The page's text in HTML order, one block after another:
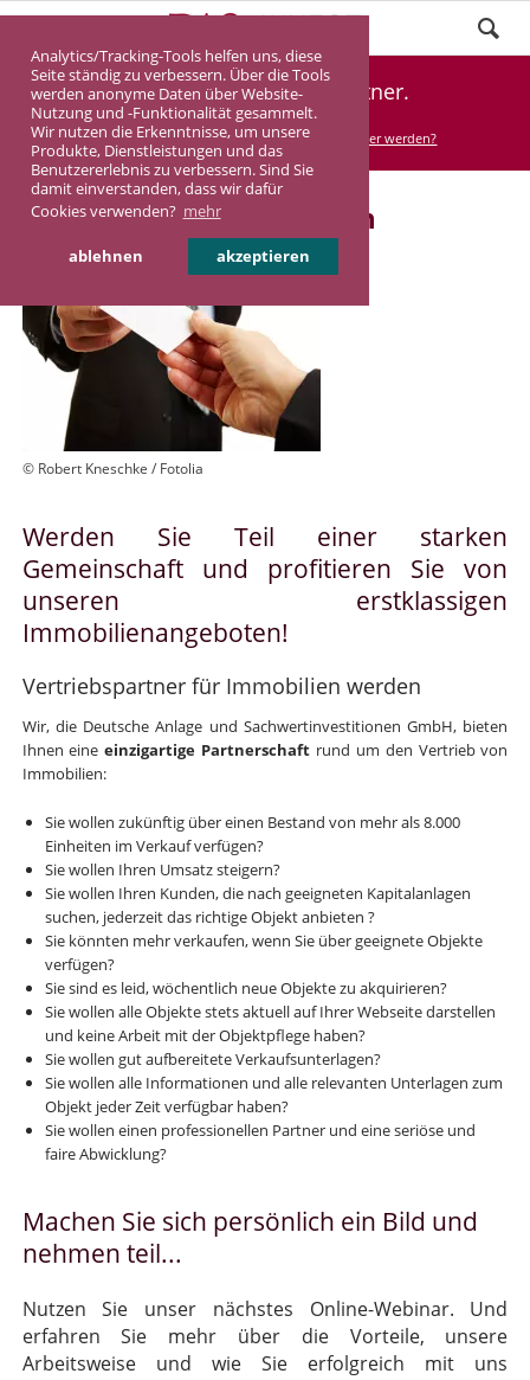
Analytics/Tracking-Tools helfen uns, diese
Seite ständig zu verbessern. Über die Tools
werden anonyme Daten über Website-
Nutzung und -Funktionalität gesammelt.
Wir nutzen die Erkenntnisse, um unsere
Produkte, Dienstleistungen und das
Benutzererlebnis zu verbessern. Sind Sie
damit einverstanden, dass wir dafür
Cookies verwenden? mehr
ablehnen akzeptieren
Werden Sie Vertriebspartner.
DASINVEST Kooperation Vertriebspartner werden?
Vertriebspartner werden
© Robert Kneschke / Fotolia
Werden Sie Teil einer starken
Gemeinschaft und profitieren Sie von
unseren erstklassigen
Immobilienangeboten!
Vertriebspartner für Immobilien werden
Wir, die Deutsche Anlage und Sachwertinvestitionen GmbH, bieten
Ihnen eineeinzigartige Partnerschaft rund um den Vertrieb von
Immobilien:
Sie wollen zukünftig über einen Bestand von mehr als 8.000
Einheiten im Verkauf verfügen?
Sie wollen Ihren Umsatz steigern?
Sie wollen Ihren Kunden, die nach geeigneten Kapitalanlagen
suchen, jederzeit das richtige Objekt anbieten ?
Sie könnten mehr verkaufen, wenn Sie über geeignete Objekte
verfügen?
Sie sind es leid, wöchentlich neue Objekte zu akquirieren?
Sie wollen alle Objekte stets aktuell auf Ihrer Webseite darstellen
und keine Arbeit mit der Objektpflege haben?
Sie wollen gut aufbereitete Verkaufsunterlagen?
Sie wollen alle Informationen und alle relevanten Unterlagen zum
Objekt jeder Zeit verfügbar haben?
Sie wollen einen professionellen Partner und eine seriöse und
faire Abwicklung?
Machen Sie sich persönlich ein Bild und
nehmen teil...
Nutzen Sie unser nächstes Online-Webinar. Und
erfahren Sie mehr über die Vorteile, unsere
Arbeitsweise und wie Sie erfolgreich mit uns